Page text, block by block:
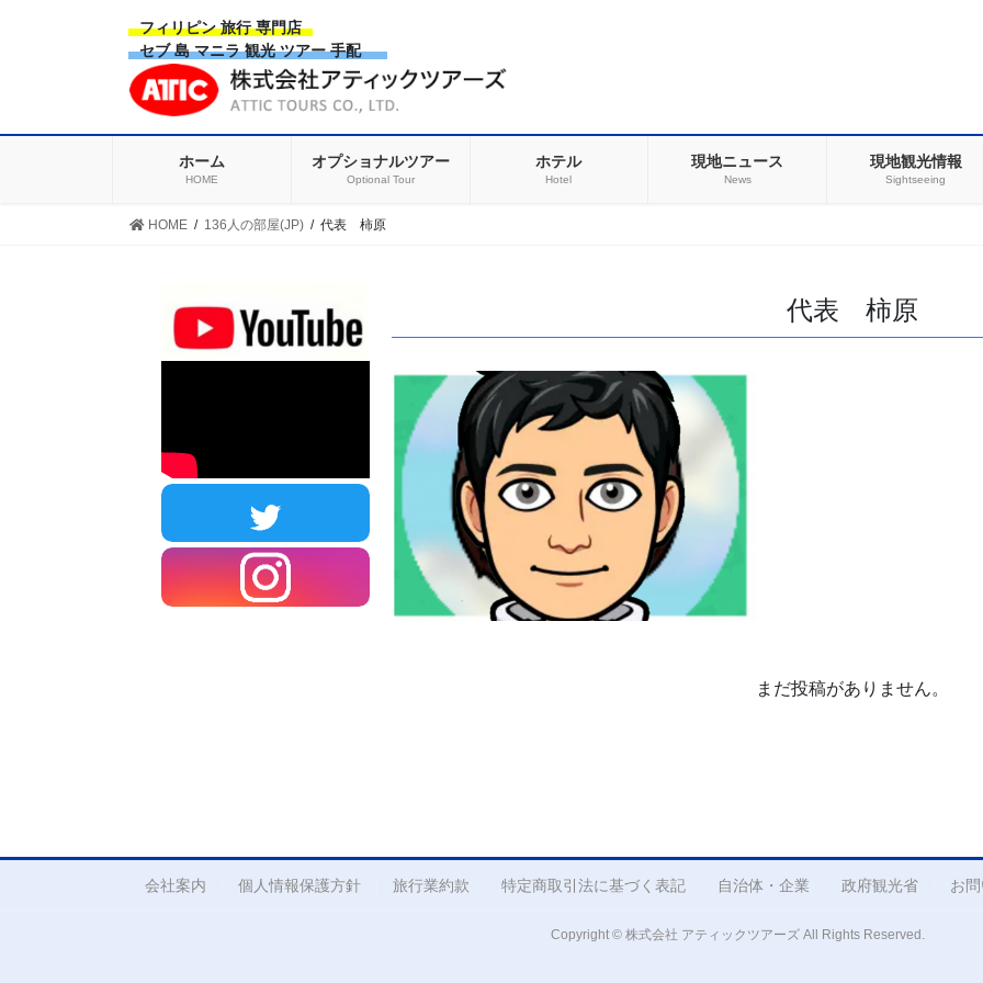
フィリピン 旅行 専門店
セブ 島 マニラ 観光 ツアー 手配
ホーム
HOME
オプショナルツアー
Optional Tour
ホテル
Hotel
現地ニュース
News
現地観光情報
Sightseeing
HOME 136人の部屋(JP) 代表 柿原
代表 柿原
まだ投稿がありません。
会社案内 個人情報保護方針 旅行業約款 特定商取引法に基づく表記 自治体・企業 政府観光省 お
Copyright © 株式会社 アティックツアーズ All Rights Reserved.